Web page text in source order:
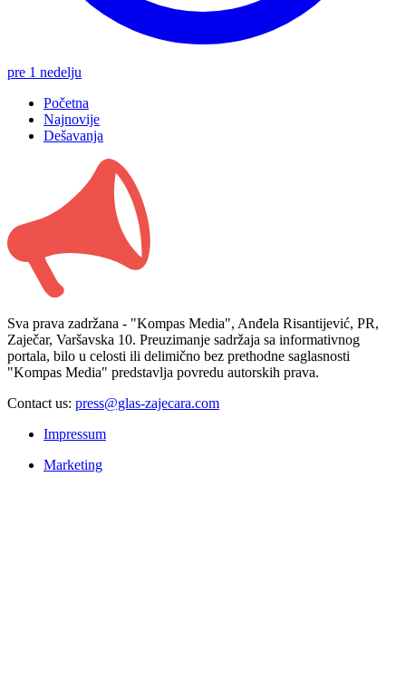
pre 1 nedelju
Početna
Najnovije
Dešavanja
Sva prava zadržana - "Kompas Media", Anđela Risantijević, PR,
Zaječar, Varšavska 10. Preuzimanje sadržaja sa informativnog
portala, bilo u celosti ili delimično bez prethodne saglasnosti
"Kompas Media" predstavlja povredu autorskih prava.
Contact us: press@glas-zajecara.com
Impressum
Marketing